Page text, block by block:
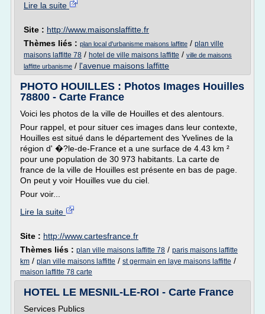
Lire la suite
Site : http://www.maisonslaffitte.fr
Thèmes liés : plan local d'urbanisme maisons laffitte / plan ville
maisons laffitte 78 / hotel de ville maisons laffitte / ville de maisons
laffitte urbanisme / l'avenue maisons laffitte
PHOTO HOUILLES : Photos Images Houilles
78800 - Carte France
Voici les photos de la ville de Houilles et des alentours.
Pour rappel, et pour situer ces images dans leur contexte,
Houilles est situé dans le département des Yvelines de la
région d' �?le-de-France et a une surface de 4.43 km ²
pour une population de 30 973 habitants. La carte de
france de la ville de Houilles est présente en bas de page.
On peut y voir Houilles vue du ciel.
Pour voir...
Lire la suite
Site : http://www.cartesfrance.fr
Thèmes liés : plan ville maisons laffitte 78 / paris maisons laffitte
km / plan ville maisons laffitte / st germain en laye maisons laffitte /
maison laffitte 78 carte
HOTEL LE MESNIL-LE-ROI - Carte France
Services Publics